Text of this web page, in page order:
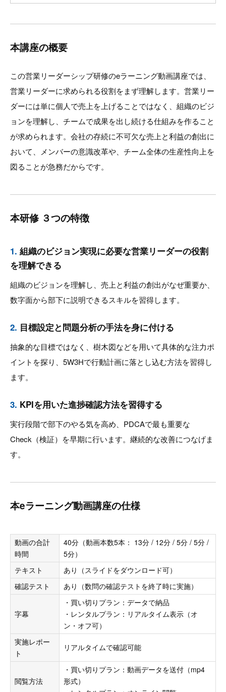
本講座の概要
この営業リーダーシップ研修のeラーニング動画講座では、
営業リーダーに求められる役割をまず理解します。営業リー
ダーには単に個人で売上を上げることではなく、組織のビジ
ョンを理解し、チームで成果を出し続ける仕組みを作ること
が求められます。会社の存続に不可欠な売上と利益の創出に
おいて、メンバーの意識改革や、チーム全体の生産性向上を
図ることが急務だからです。
本研修 ３つの特徴
1. 組織のビジョン実現に必要な営業リーダーの役割
を理解できる
組織のビジョンを理解し、売上と利益の創出がなぜ重要か、
数字面から部下に説明できるスキルを習得します。
2. 目標設定と問題分析の手法を身に付ける
抽象的な目標ではなく、樹木図などを用いて具体的な注力ポ
イントを探り、5W3Hで行動計画に落とし込む方法を習得し
ます。
3. KPIを用いた進捗確認方法を習得する
実行段階で部下のやる気を高め、PDCAで最も重要な
Check（検証）を早期に行います。継続的な改善につなげま
す。
本eラーニング動画講座の仕様
動画の合計
時間
40分（動画本数5本： 13分 / 12分 / 5分 / 5分 /
5分）
テキスト
あり（スライドをダウンロード可）
確認テスト
あり（数問の確認テストを終了時に実施）
字幕
・買い切りプラン：データで納品
・レンタルプラン：リアルタイム表示（オ
ン・オフ可）
実施レポー
ト
リアルタイムで確認可能
閲覧方法
・買い切りプラン：動画データを送付（mp4
形式）